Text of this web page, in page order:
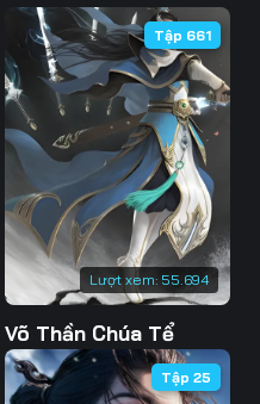
48
51
54
57
60
63
66
69
Lượt xem: 55.694
Tập 661
Võ Thần Chúa Tể
Tập 25